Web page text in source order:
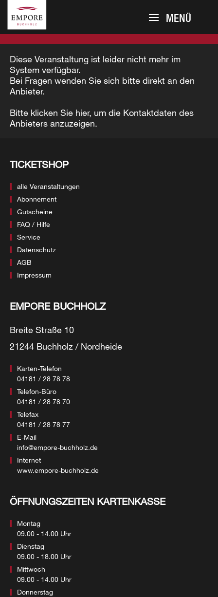
MENÜ
Diese Veranstaltung ist leider nicht mehr im
System verfügbar.
Bei Fragen wenden Sie sich bitte direkt an den
Anbieter.
Bitte klicken Sie hier, um die Kontaktdaten des
Anbieters anzuzeigen.
TICKETSHOP
alle Veranstaltungen
Abonnement
Gutscheine
FAQ / Hilfe
Service
Datenschutz
AGB
Impressum
EMPORE BUCHHOLZ
Breite Straße 10
21244 Buchholz / Nordheide
Karten-Telefon
04181 / 28 78 78
Telefon-Büro
04181 / 28 78 70
Telefax
04181 / 28 78 77
E-Mail
info@empore-buchholz.de
Internet
www.empore-buchholz.de
ÖFFNUNGSZEITEN KARTENKASSE
Montag
09.00 - 14.00 Uhr
Dienstag
09.00 - 18.00 Uhr
Mittwoch
09.00 - 14.00 Uhr
Donnerstag